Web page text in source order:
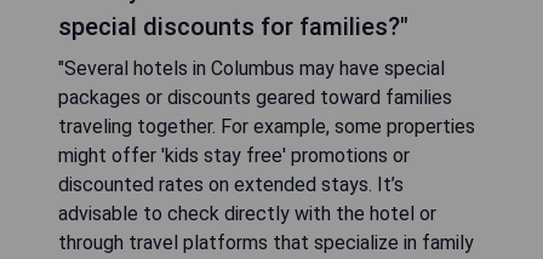
special discounts for families?"
"Several hotels in Columbus may have special
packages or discounts geared toward families
traveling together. For example, some properties
might offer 'kids stay free' promotions or
discounted rates on extended stays. It’s
advisable to check directly with the hotel or
through travel platforms that specialize in family